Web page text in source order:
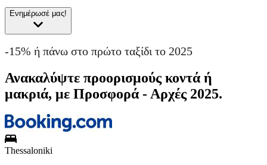
Ενημέρωσέ μας!
-15% ή πάνω στο πρώτο ταξίδι το 2025
Ανακαλύψτε προορισμούς κοντά ή
μακριά, με Προσφορά - Αρχές 2025.
Thessaloniki